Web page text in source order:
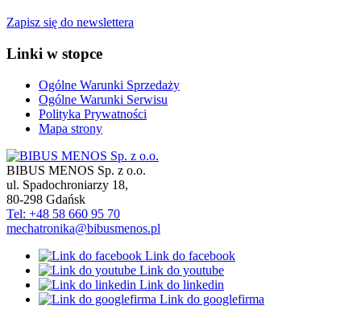
Zapisz się do newslettera
Linki w stopce
Ogólne Warunki Sprzedaży
Ogólne Warunki Serwisu
Polityka Prywatności
Mapa strony
BIBUS MENOS Sp. z o.o.
ul. Spadochroniarzy 18,
80-298 Gdańsk
Tel: +48 58 660 95 70
mechatronika@bibusmenos.pl
Link do facebook
Link do youtube
Link do linkedin
Link do googlefirma